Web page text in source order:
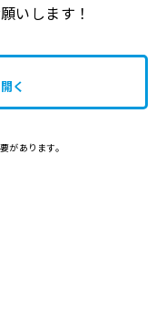
いします！
く
があります。